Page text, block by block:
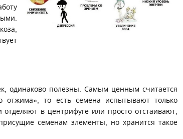
одинаково полезны. Самым ценным считается
отжима», то есть семена испытывают только
в центрифуге или просто отстаивают,
семенам элементы, но хранится такое